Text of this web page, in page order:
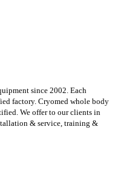
since 2002. Each
factory. Cryomed whole body
We offer to our clients in
& service, training &